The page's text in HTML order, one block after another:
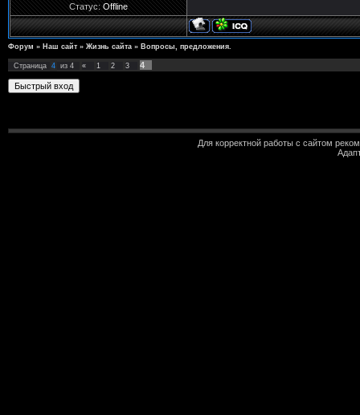
Статус:Offline
Форум » Наш сайт » Жизнь сайта » Вопросы, предложения.
Страница 4 из 4 « 1 2 3 4
Для корректной работы с сайтом